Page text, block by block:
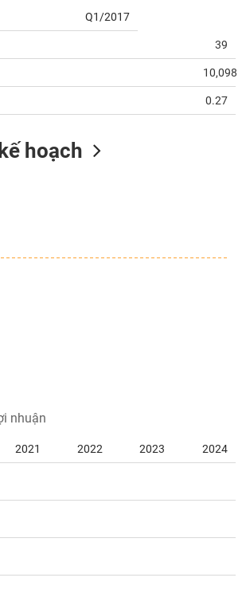
Q1/2017
39
10,098
0.27
hoạch
nhuận
2021 2022 2023
2024